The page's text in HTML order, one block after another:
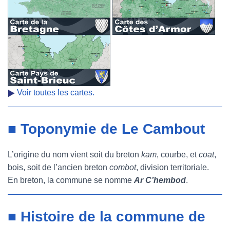
Voir toutes les cartes.
■ Toponymie de Le Cambout
L’origine du nom vient soit du breton kam, courbe, etcoat,
bois, soit de l’ancien breton combot, division territoriale.
En breton, la commune se nomme Ar C’hembod.
■ Histoire de la commune de